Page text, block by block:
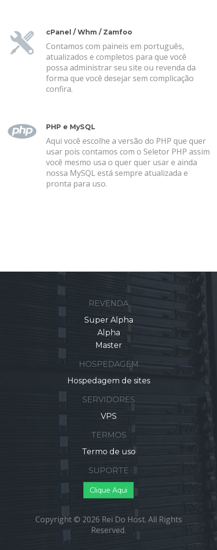
cPanel / Whm / Zamfoo
Contamos com paineis em português,
atualizados e completos para que você
possa administrar seu site ou revenda da
forma que você desejar sem complicação
confira.
PHP e MySQL
Aqui você escolhe a versão do PHP que quer
usar pois contamos com o Seletor PHP assim
você mesmo usa o quer quer usar e ainda
nossa MySQL está sempre atualizada e
pronta para uso.
REVENDA
Super Alpha
Alpha
Master
HOSPEDAGEM
Hospedagem de sites
SERVIDORES
VPS
TERMOS
Termo de uso
SUPORTE
Clique Aqui
Copyright © 2026 Rei Do Host. All Rights
Reserved.